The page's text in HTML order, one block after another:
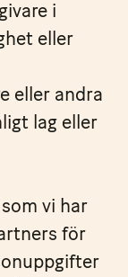
i
eller
eller andra
lag eller
vi har
för